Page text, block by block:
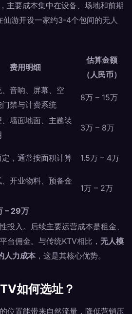
主要成本集中在设备、场地和前期
游开设一家约3-4个包间的无人
费用明细
估算金额
（人民币）
、音响、屏幕、空
禁与计费系统
8万 – 15万
墙面地面、主题装
3万 – 8万
，通常按面积计算 1.5万 – 4万
开业物料、预备金
1万 – 2万
– 29万
投入。后续主要运营成本是租金、
台佣金。与传统KTV相比， 无人模
人力成本 ，这是其核心优势。
如何选址？
位置能带来自然流量，降低营销压